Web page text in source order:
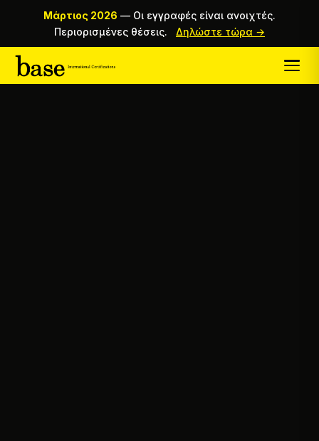
Μάρτιος 2026 — Οι εγγραφές είναι ανοιχτές.
Περιορισμένες θέσεις.
Δηλώστε τώρα →